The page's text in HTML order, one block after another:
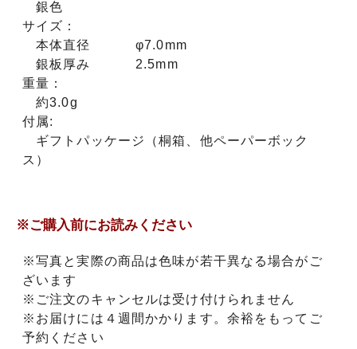
銀色
サイズ：
本体直径 φ7.0mm
銀板厚み 2.5mm
重量：
約3.0g
付属:
ギフトパッケージ（桐箱、他ペーパーボック
ス）
※ご購入前にお読みください
※写真と実際の商品は色味が若干異なる場合がご
ざいます
※ご注文のキャンセルは受け付けられません
※お届けには４週間かかります。余裕をもってご
予約ください